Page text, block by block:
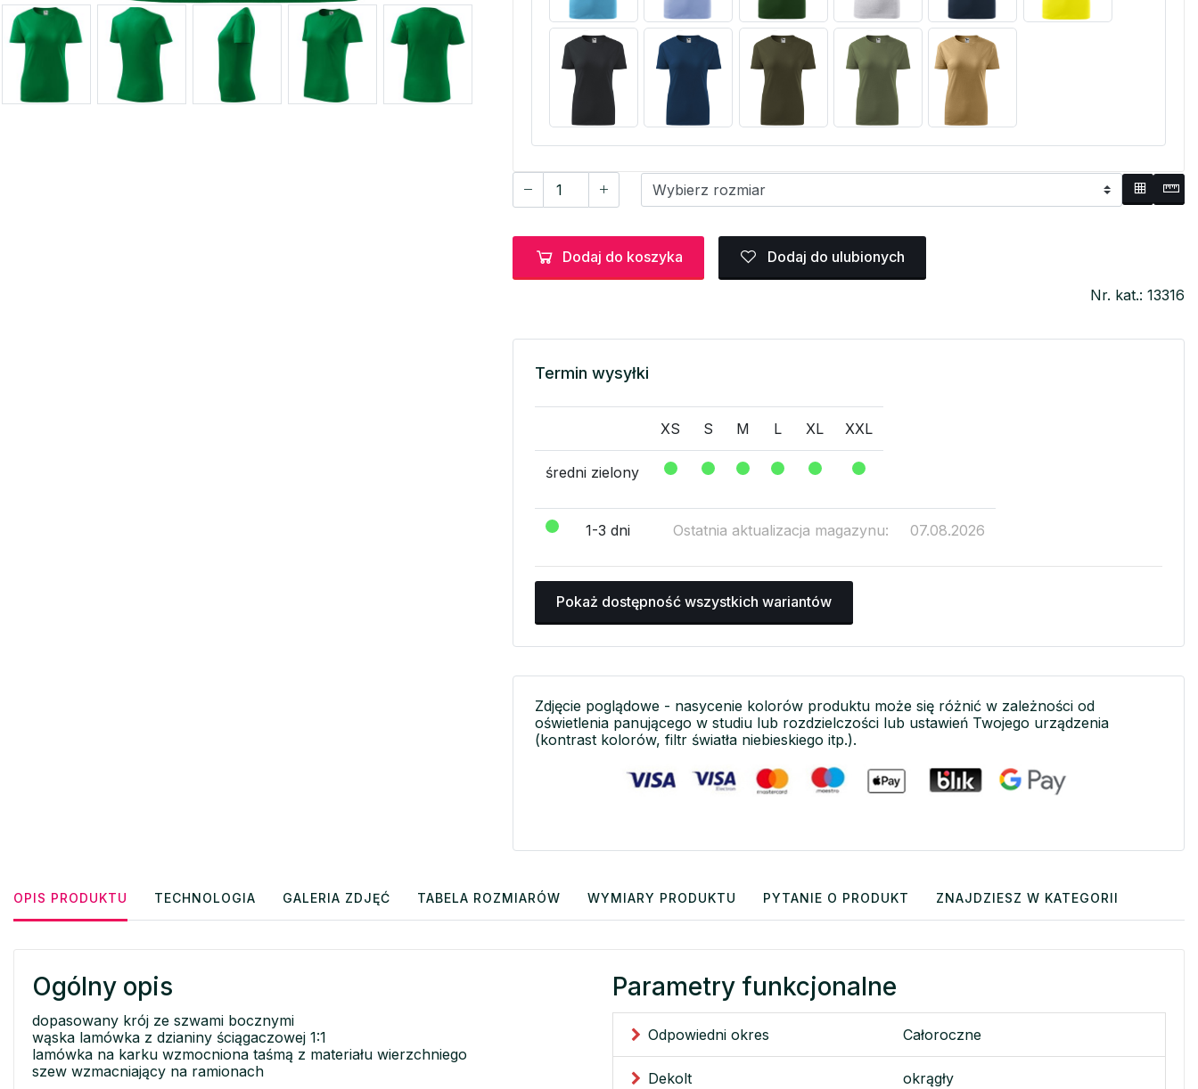
Dodaj do koszyka Dodaj do ulubionych
Nr. kat.: 13316
Termin wysyłki
XS S M L XL XXL
średni zielony
1-3 dni Ostatnia aktualizacja magazynu: 07.08.2026
Pokaż dostępność wszystkich wariantów
Zdjęcie poglądowe - nasycenie kolorów produktu może się różnić w zależności od
oświetlenia panującego w studiu lub rozdzielczości lub ustawień Twojego urządzenia
(kontrast kolorów, filtr światła niebieskiego itp.).
OPIS PRODUKTU TECHNOLOGIA GALERIA ZDJĘĆ TABELA ROZMIARÓW WYMIARY PRODUKTU PYTANIE O PRODUKT ZNAJDZIESZ W KATEGORII
Ogólny opis
dopasowany krój ze szwami bocznymi
wąska lamówka z dzianiny ściągaczowej 1:1
lamówka na karku wzmocniona taśmą z materiału wierzchniego
szew wzmacniający na ramionach
Parametry funkcjonalne
Odpowiedni okres Całoroczne
Dekolt okrągły